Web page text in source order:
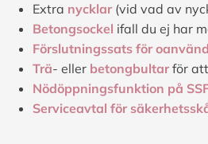
Extra nycklar(vid vad av
Betongsockel ifall du ej har
Förslutningssats för
Trä- eller betongbultarför
Nödöppningsfunktion på
Serviceavtal för